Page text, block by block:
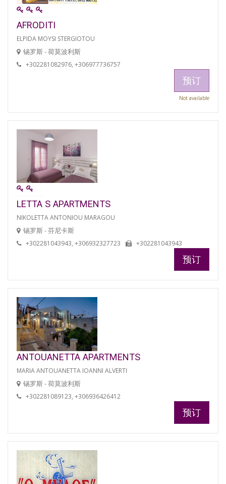
AFRODITI
ELPIDA MOYSI STERGIOTOU
锡罗斯 - 荷莫波利斯
+302281082976, +306977736757
预订
Not available
LETTA S APARTMENTS
NIKOLETTA ANTONIOU MARAGOU
锡罗斯 - 芬尼卡斯
+302281043943, +306932327723 +302281043943
预订
ANTOUANETTA APARTMENTS
MARIA ANTOUANETTA IOANNI ALVERTI
锡罗斯 - 荷莫波利斯
+302281089123, +306936426412
预订